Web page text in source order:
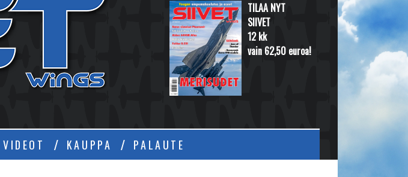
TILAA NYT
SIIVET
12 kk
vain 62,50 euroa!
VIDEOT KAUPPA PALAUTE